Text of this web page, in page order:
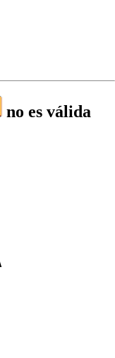
no es válida